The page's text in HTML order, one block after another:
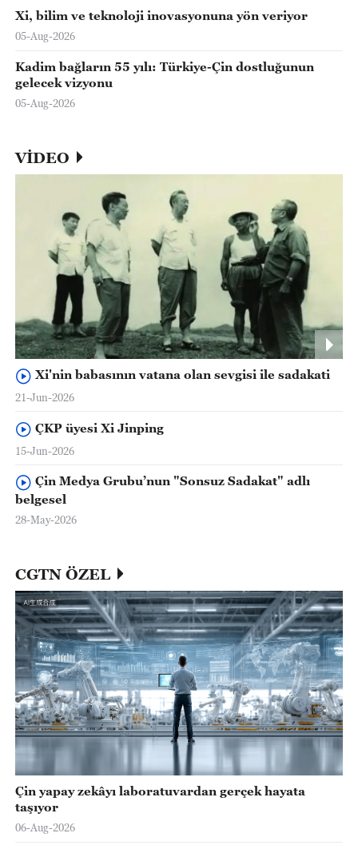
Xi, bilim ve teknoloji inovasyonuna yön veriyor
05-Aug-2026
Kadim bağların 55 yılı: Türkiye-Çin dostluğunun
gelecek vizyonu
05-Aug-2026
VİDEO
Xi'nin babasının vatana olan sevgisi ile sadakati
21-Jun-2026
ÇKP üyesi Xi Jinping
15-Jun-2026
Çin Medya Grubu’nun "Sonsuz Sadakat" adlı
belgesel
28-May-2026
CGTN ÖZEL
Çin yapay zekâyı laboratuvardan gerçek hayata
taşıyor
06-Aug-2026